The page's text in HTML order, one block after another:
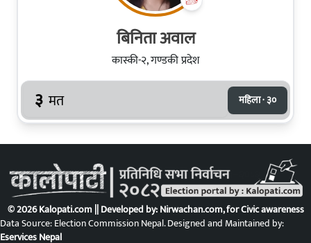
बिनिता अवाल
कास्की-२, गण्डकी प्रदेश
३ मत महिला · ३०
© 2026 Kalopati.com || Developed by:Nirwachan.com, for Civic awareness
Data Source: Election Commission Nepal. Designed and Maintained by:
Eservices Nepal